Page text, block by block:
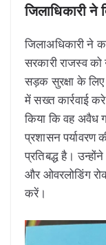
जिलाधिकारी
जिलाअधिकारी
सरकारी राजस्व
सड़क सुरक्षा के
में सख्त कार्रवाई
किया कि वह अवैध
प्रशासन
प्रतिबद्ध है।
और ओवरलोडिंग
करें।